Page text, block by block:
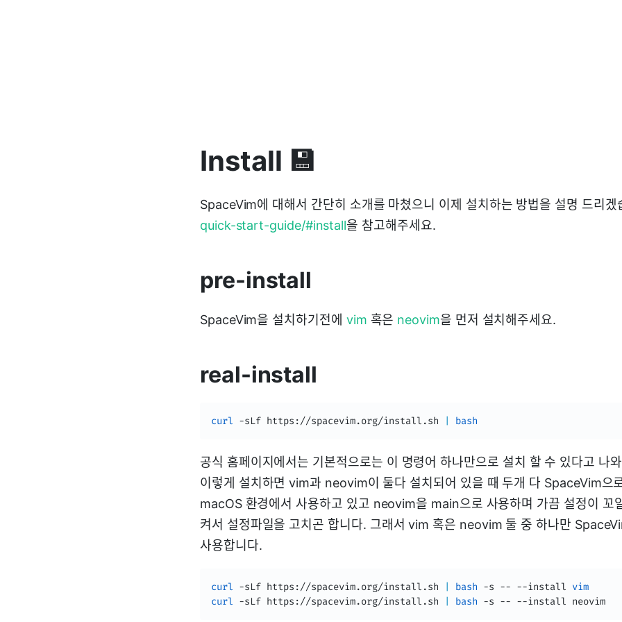
Install 💾
SpaceVim에 대해서 간단히 소개를 마쳤으니 이제 설치하는 방법을 설명 드리겠
quick-start-guide/#install을 참고해주세요.
pre-install
SpaceVim을 설치하기전에 vim 혹은 neovim을 먼저 설치해주세요.
real-install
curl -sLf https://spacevim.org/install.sh bash
공식 홈페이지에서는 기본적으로는 이 명령어 하나만으로 설치 할 수 있다고 나
이렇게 설치하면 vim과 neovim이 둘다 설치되어 있을 때 두개 다 SpaceVim으
macOS 환경에서 사용하고 있고 neovim을 main으로 사용하며 가끔 설정이 꼬
켜서 설정파일을 고치곤 합니다. 그래서 vim 혹은 neovim 둘 중 하나만
사용합니다.
curl -sLf https://spacevim.org/install.sh bash -s -- --install vim
curl -sLf https://spacevim.org/install.sh bash -s -- --install neovim